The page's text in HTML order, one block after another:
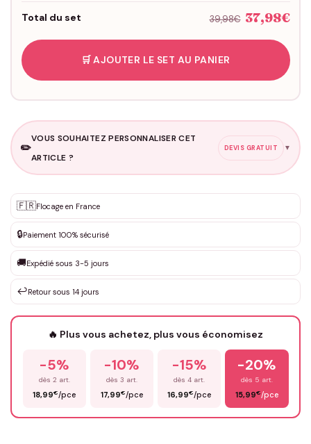
Total du set 39,98€ 37,98€
🛒 AJOUTER LE SET AU PANIER
✏️
VOUS SOUHAITEZ PERSONNALISER CET
ARTICLE ?
DEVIS GRATUIT ▼
✨ Personnalisation sur mesure
DEVIS GRATUIT · Personnalisation de 3 à 10€ selon la demande
Que souhaitez-vous ?*
Votre texte / idée*
Prénom*
🇫🇷Flocage en France
🔒Paiement 100% sécurisé
🚚Expédié sous 3-5 jours
↩️Retour sous 14 jours
🔥 Plus vous achetez, plus vous économisez
-5%
dès 2 art.
18,99€/pce
-10%
dès 3 art.
17,99€/pce
-15%
dès 4 art.
16,99€/pce
-20%
dès 5 art.
15,99€/pce